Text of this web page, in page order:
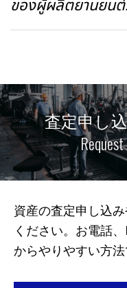
ของผู้ผลิตยานยน
査定申し
資産の査定申し込
ください。お電話
からやりやすい方